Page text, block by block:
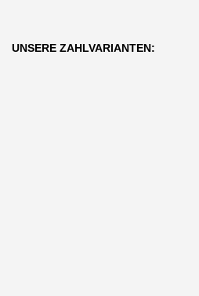
UNSERE ZAHLVARIANTEN: